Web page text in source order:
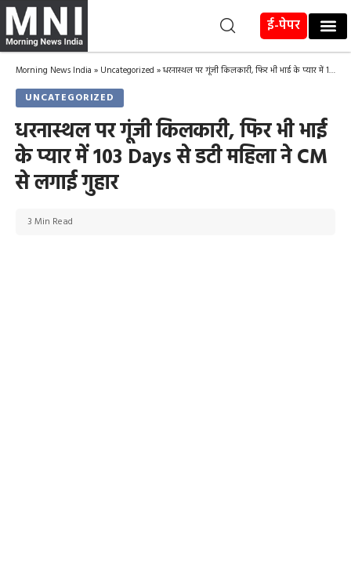
ई-पेपर
Morning News India » Uncategorized »धरनास्थल पर गूंजी किलकारी, फिर भी भाई के प्यार में 103 Days से डटी महिला ने CM से लगाई गुहार
UNCATEGORIZED
धरनास्थल पर गूंजी किलकारी, फिर भी भाई
के प्यार में 103 Days से डटी महिला ने CM
से लगाई गुहार
3 Min Read